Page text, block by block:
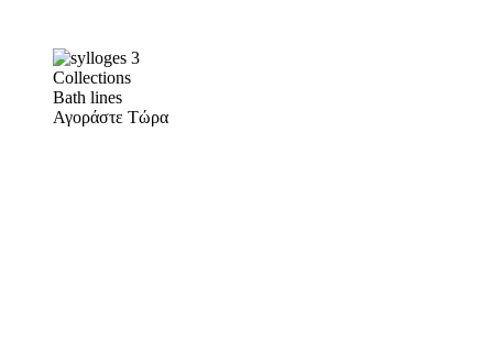
Collections
Bath lines
Αγοράστε Τώρα